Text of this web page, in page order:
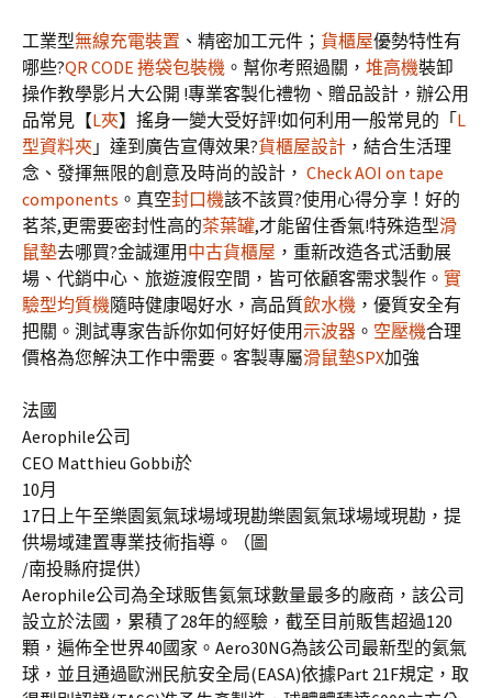
工業型無線充電裝置 、精密加工元件； 貨櫃屋優勢特性有
哪些?QR CODE 捲袋包裝機 。幫你考照過關， 堆高機裝卸
操作教學影片大公開 !專業客製化禮物、贈品設計，辦公用
品常見【L夾】搖身一變大受好評!如何利用一般常見的「L
型資料夾 」達到廣告宣傳效果?貨櫃屋設計 ，結合生活理
念、發揮無限的創意及時尚的設計， Check AOI on tape
components 。真空封口機該不該買?使用心得分享！好的
茗茶,更需要密封性高的茶葉罐,才能留住香氣!特殊造型滑
鼠墊去哪買?金誠運用 中古貨櫃屋 ，重新改造各式活動展
場、代銷中心、旅遊渡假空間，皆可依顧客需求製作。 實
驗型均質機隨時健康喝好水，高品質飲水機 ，優質安全有
把關。測試專家告訴你如何好好使用示波器 。 空壓機合理
價格為您解決工作中需要。客製專屬滑鼠墊SPX加強
法國
Aerophile公司
CEO Matthieu Gobbi於
10月
17 日上午至樂園氦氣球場域現勘樂園氦氣球場域現勘，提
供場域建置專業技術指導。（圖
/南投縣府提供）
Aerophile公司為全球販售氦氣球數量最多的廠商，該公司
設立於法國，累積了28年的經驗，截至目前販售超過120
顆，遍佈全世界40國家。 Aero30NG為該公司最新型的氦氣
球，並且通過歐洲民航安全局(EASA)依據Part 21F規定，取